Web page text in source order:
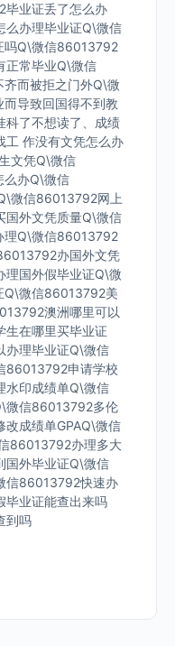
业证丢了怎么办
办理毕业证Q\微信
吗Q\微信86013792
正常毕业Q\微信
而被拒之门外Q\微
导致回国得不到教
了不想读了、成绩
作没有文凭怎么办
文凭Q\微信
么办Q\微信
微信86013792网上
外文凭质量Q\微信
理Q\微信86013792
办国外文凭
国外假毕业证Q\微
Q\微信86013792美
澳洲哪里可以
在哪里买毕业证
办理毕业证Q\微信
86013792申请学校
水印成绩单Q\微信
微信86013792多伦
成绩单GPAQ\微信
86013792办理多大
国外毕业证Q\微信
信86013792快速办
业证能查出来吗
到吗